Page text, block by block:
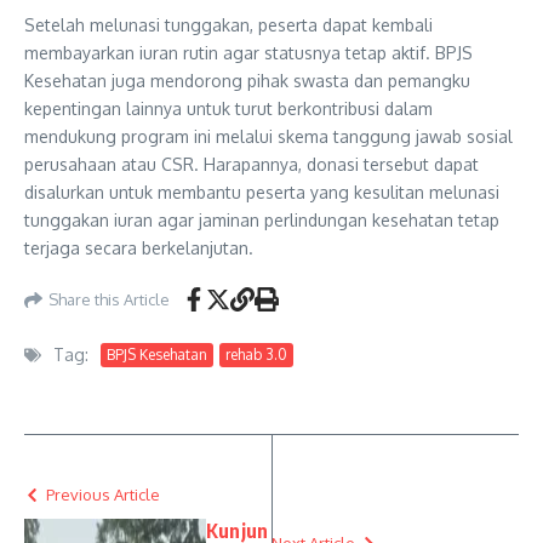
Setelah melunasi tunggakan, peserta dapat kembali
membayarkan iuran rutin agar statusnya tetap aktif. BPJS
Kesehatan juga mendorong pihak swasta dan pemangku
kepentingan lainnya untuk turut berkontribusi dalam
mendukung program ini melalui skema tanggung jawab sosial
perusahaan atau CSR. Harapannya, donasi tersebut dapat
disalurkan untuk membantu peserta yang kesulitan melunasi
tunggakan iuran agar jaminan perlindungan kesehatan tetap
terjaga secara berkelanjutan.
Share this Article
Tag: BPJS Kesehatan rehab 3.0
Previous Article
Kunjun